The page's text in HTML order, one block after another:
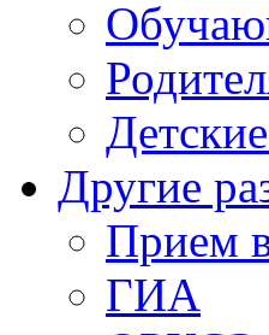
Другие
Прием
ГИА